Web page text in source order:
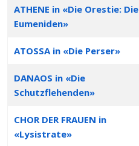
ATHENE in «Die Orestie: Die
Eumeniden»
ATOSSA in «Die Perser»
DANAOS in «Die
Schutzflehenden»
CHOR DER FRAUEN in
«Lysistrate»